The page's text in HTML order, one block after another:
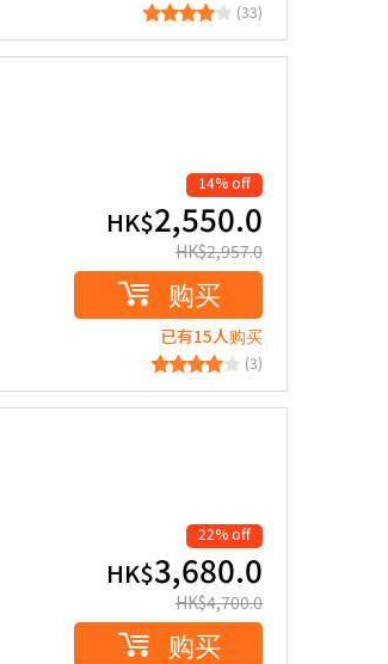
(33)
14% off
HK$2,550.0
HK$2,957.0
购买
已有15人购买
(3)
22% off
HK$3,680.0
HK$4,700.0
购买